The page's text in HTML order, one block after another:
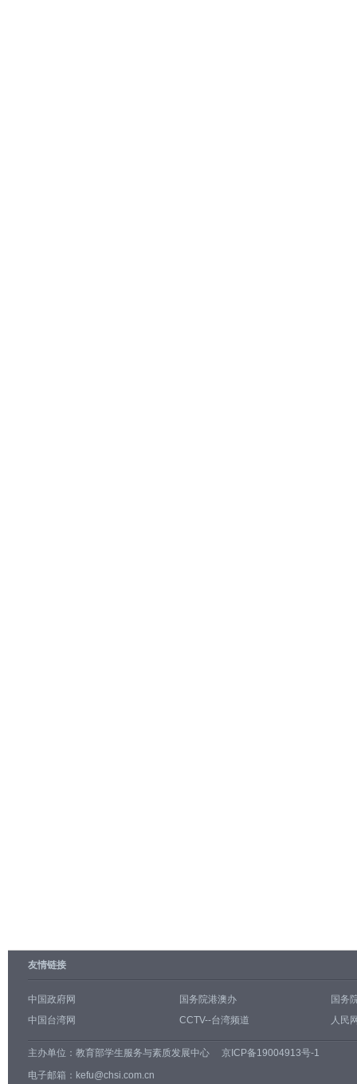
友情链接
中国政府网 国务院港澳办
国务
中国台湾网
CCTV--台湾频道 人民
主办单位： 教育部学生服务与素质发展中心
京ICP备19004913号-1
电子邮箱：kefu@chsi.com.cn